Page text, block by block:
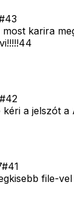
43
karira
#42
kéri a jelszót a
#41
file-